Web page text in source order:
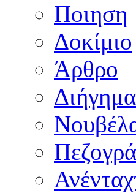
Ποιηση
Δοκίμιο
Άρθρο
Διήγημα